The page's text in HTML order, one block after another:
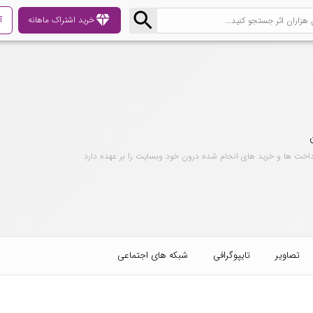
diamondخرید اشتراک ماهانه
ها و خرید های انجام شده درون خود وبسایت را بر عهده دارد
تصاویر تایپوگرافی شبکه های اجتماعی